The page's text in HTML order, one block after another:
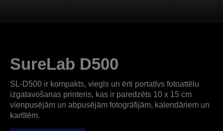
SureLab D500
SL-D500 ir kompakts, viegls un ērti portatīvs fotoattēlu
izgatavošanas printeris, kas ir paredzēts 10 x 15 cm
vienpusējām un abpusējām fotogrāfijām, kalendāriem un
kartītēm.